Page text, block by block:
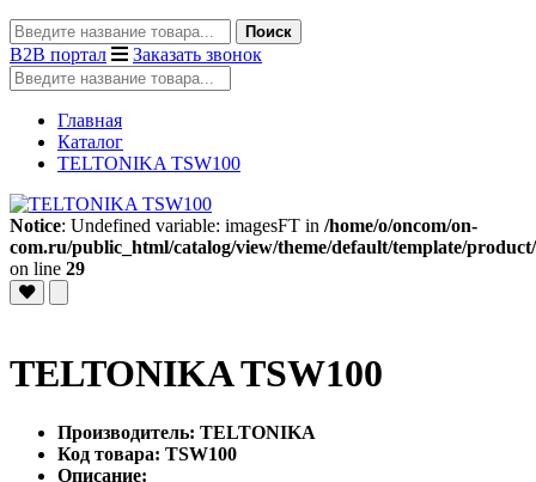
Поиск
B2B портал Заказать звонок
Главная
Каталог
TELTONIKA TSW100
Notice: Undefined variable: imagesFT in /home/o/oncom/on-
com.ru/public_html/catalog/view/theme/default/template/
on line 29
TELTONIKA TSW100
Производитель: TELTONIKA
Код товара: TSW100
Описание: